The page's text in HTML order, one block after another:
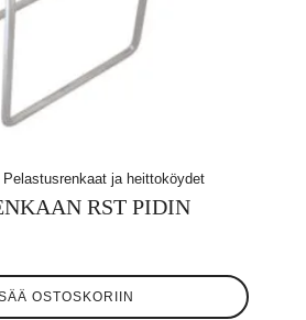
ja heittoköydet
RST PIDIN
OSTOSKORIIN